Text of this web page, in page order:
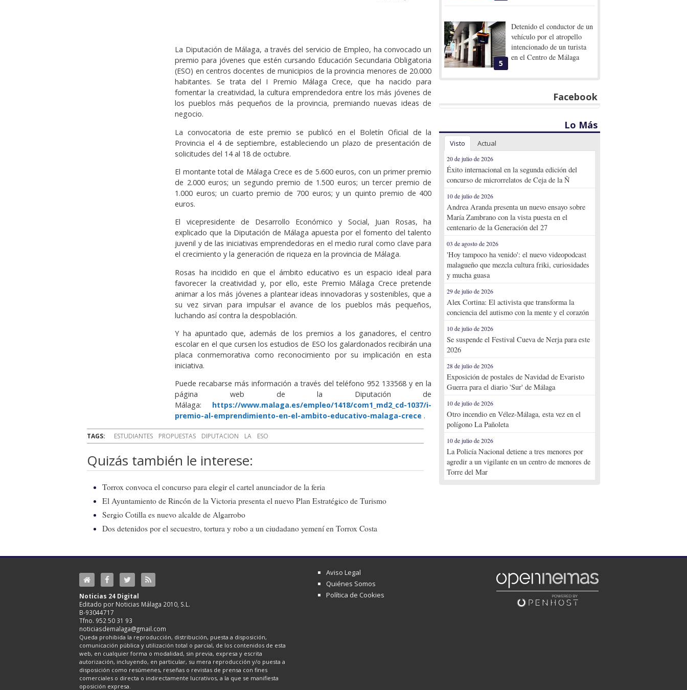
La Diputación de Málaga, a través del servicio de Empleo, ha convocado un
premio para jóvenes que estén cursando Educación Secundaria Obligatoria
(ESO) en centros docentes de municipios de la provincia menores de 20.000
habitantes. Se trata del I Premio Málaga Crece, que ha nacido para
fomentar la creatividad, la cultura emprendedora entre los más jóvenes de
los pueblos más pequeños de la provincia, premiando nuevas ideas de
negocio.
La convocatoria de este premio se publicó en el Boletín Oficial de la
Provincia el 4 de septiembre, estableciendo un plazo de presentación de
solicitudes del 14 al 18 de octubre.
El montante total de Málaga Crece es de 5.600 euros, con un primer premio
de 2.000 euros; un segundo premio de 1.500 euros; un tercer premio de
1.000 euros; un cuarto premio de 700 euros; y un quinto premio de 400
euros.
El vicepresidente de Desarrollo Económico y Social, Juan Rosas, ha
explicado que la Diputación de Málaga apuesta por el fomento del talento
juvenil y de las iniciativas emprendedoras en el medio rural como clave para
el crecimiento y la generación de riqueza en la provincia de Málaga.
Rosas ha incidido en que el ámbito educativo es un espacio ideal para
favorecer la creatividad y, por ello, este Premio Málaga Crece pretende
animar a los más jóvenes a plantear ideas innovadoras y sostenibles, que a
su vez sirvan para impulsar el avance de los pueblos más pequeños,
luchando así contra la despoblación.
Y ha apuntado que, además de los premios a los ganadores, el centro
escolar en el que cursen los estudios de ESO los galardonados recibirán una
placa conmemorativa como reconocimiento por su implicación en esta
iniciativa.
Puede recabarse más información a través del teléfono 952 133568 y en la
página web de la Diputación de
Málaga: https://www.malaga.es/empleo/1418/com1_md2_cd-1037/i-
premio-al-emprendimiento-en-el-ambito-educativo-malaga-crece .
TAGS: ESTUDIANTES PROPUESTAS DIPUTACION LA ESO
Quizás también le interese:
Torrox convoca el concurso para elegir el cartel anunciador de la feria
El Ayuntamiento de Rincón de la Victoria presenta el nuevo Plan Estratégico de Turismo
Sergio Cotilla es nuevo alcalde de Algarrobo
Dos detenidos por el secuestro, tortura y robo a un ciudadano yemení en Torrox Costa
5
Detenido el conductor de un
vehículo por el atropello
intencionado de un turista
en el Centro de Málaga
Facebook
Lo Más
Visto Actual
20 de julio de 2026
Éxito internacional en la segunda edición del
concurso de microrrelatos de Ceja de la Ñ
10 de julio de 2026
Andrea Aranda presenta un nuevo ensayo sobre
María Zambrano con la vista puesta en el
centenario de la Generación del 27
03 de agosto de 2026
'Hoy tampoco ha venido': el nuevo videopodcast
malagueño que mezcla cultura friki, curiosidades
y mucha guasa
29 de julio de 2026
Alex Cortina: El activista que transforma la
conciencia del autismo con la mente y el corazón
10 de julio de 2026
Se suspende el Festival Cueva de Nerja para este
2026
28 de julio de 2026
Exposición de postales de Navidad de Evaristo
Guerra para el diario 'Sur' de Málaga
10 de julio de 2026
Otro incendio en Vélez-Málaga, esta vez en el
polígono La Pañoleta
10 de julio de 2026
La Policía Nacional detiene a tres menores por
agredir a un vigilante en un centro de menores de
Torre del Mar
Noticias 24 Digital
Editado por Noticias Málaga 2010, S.L.
B-93044717
Tfno. 952 50 31 93
noticiasdemalaga@gmail.com
Queda prohibida la reproducción, distribución, puesta a disposición,
comunicación pública y utilización total o parcial, de los contenidos de esta
web, en cualquier forma o modalidad, sin previa, expresa y escrita
autorización, incluyendo, en particular, su mera reproducción y/o puesta a
disposición como resúmenes, reseñas o revistas de prensa con fines
comerciales o directa o indirectamente lucrativos, a la que se manifiesta
oposición expresa.
Aviso Legal
Quiénes Somos
Política de Cookies